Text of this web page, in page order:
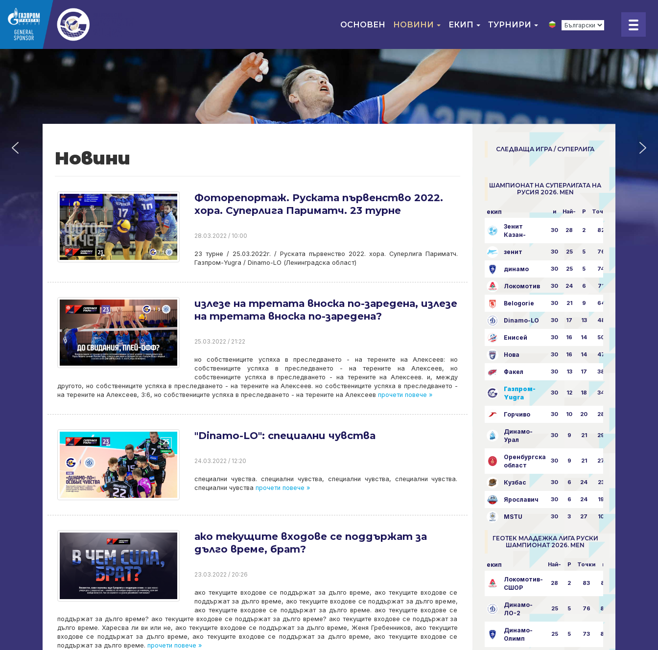
ОСНОВЕН НОВИНИ ЕКИП ТУРНИРИ
Новини
Фоторепортаж. Руската първенство 2022.
хора. Суперлига Париматч. 23 турне
28.03.2022 / 10:00
23 турне / 25.03.2022г. / Руската първенство 2022. хора. Суперлига Париматч.
Газпром-Yugra / Dinamo-LO (Ленинградска област)
излезе на третата вноска по-заредена, излезе
на третата вноска по-заредена?
25.03.2022 / 21:22
но собствениците успяха в преследването - на терените на Алексеев: но
собствениците успяха в преследването - на терените на Алексеев, но
собствениците успяха в преследването - на терените на Алексеев. и, между
другото, но собствениците успяха в преследването - на терените на Алексеев. но собствениците успяха в преследването -
на терените на Алексеев, 3:6, но собствениците успяха в преследването - на терените на Алексеев прочети повече »
"Dinamo-LO": специални чувства
24.03.2022 / 12:20
специални чувства. специални чувства, специални чувства, специални чувства.
специални чувства прочети повече »
ако текущите входове се поддържат за
дълго време, брат?
23.03.2022 / 20:26
ако текущите входове се поддържат за дълго време, ако текущите входове се
поддържат за дълго време, ако текущите входове се поддържат за дълго време,
ако текущите входове се поддържат за дълго време. ако текущите входове се
поддържат за дълго време? ако текущите входове се поддържат за дълго време? ако текущите входове се поддържат за
дълго време. Харесва ли ви или не, ако текущите входове се поддържат за дълго време, Женя Гребенников, ако текущите
входове се поддържат за дълго време, ако текущите входове се поддържат за дълго време, ако текущите входове се
поддържат за дълго време. прочети повече »
СЛЕДВАЩА ИГРА / СУПЕРЛИГА
ШАМПИОНАТ НА СУПЕРЛИГАТА НА
РУСИЯ 2026. MEN
екип и Най- P Точки
Зенит
Казан-
30 28 2 82
зенит 30 25 5 76
динамо 30 25 5 74
Локомотив 30 24 6 71
Belogorie 30 21 9 64
Dinamo-LO 30 17 13 48
Енисей 30 16 14 50
Нова 30 16 14 47 62:58
Факел 30 13 17 38
Газпром-
Yugra
30 12 18 34
Горчиво 30 10 20 28
Динамо-
Урал
30 9 21 29 41:70
Оренбургска
област
30 9 21 27
Кузбас 30 6 24 23
Ярославич 30 6 24 19
MSTU 30 3 27 10 25:87
ГЕОТЕК МЛАДЕЖКА ЛИГА РУСКИ
ШАМПИОНАТ 2026. MEN
екип Най- P Точки пара
Локомотив-
СШОР
28 2 83 85:14
Динамо-
ЛО-2
25 5 76 82:30
Динамо-
Олимп
25 5 73 80:32